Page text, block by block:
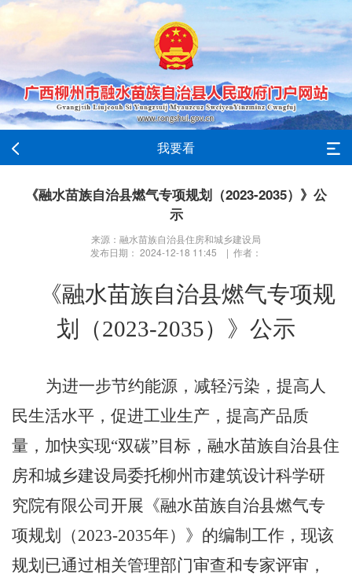
我要看
《融水苗族自治县燃气专项规划（2023-2035）》公
示
来源：融水苗族自治县住房和城乡建设局
发布日期： 2024-12-18 11:45 | 作者：
《融水苗族自治县燃气专项规
划（2023-2035）》 公示
为进一步节约能源，减轻污染，提高人
民生活水平，促进工业生产，提高产品质
量，加快实现“双碳”目标，融水苗族自治县住
房和城乡建设局委托柳州市建筑设计科学研
究院有限公司开展《融水苗族自治县燃气专
项规划（2023-2035年）》的编制工作，现该
规划已通过相关管理部门审查和专家评审，